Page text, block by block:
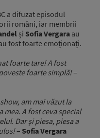
a difuzat episodul
români, iar membrii
și Sofia Vergara au
fost foarte emoționați.
foarte tare! A fost
foarte simplă!–
am mai văzut la
mea. A fost ceva special
Dar și piesa, piesa a
– Sofia Vergara